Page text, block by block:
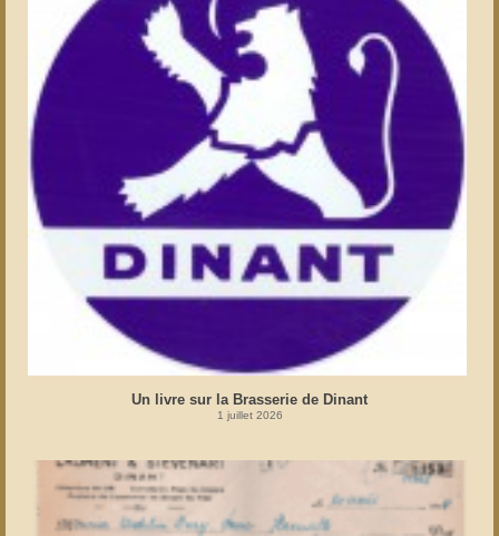
Un livre sur la Brasserie de Dinant
1 juillet 2026